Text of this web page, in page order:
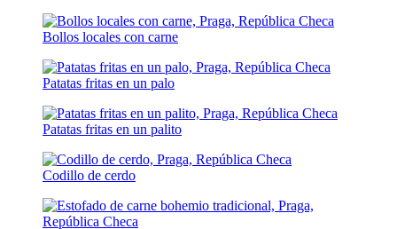
Bollos locales con carne
Patatas fritas en un palo
Patatas fritas en un palito
Codillo de cerdo